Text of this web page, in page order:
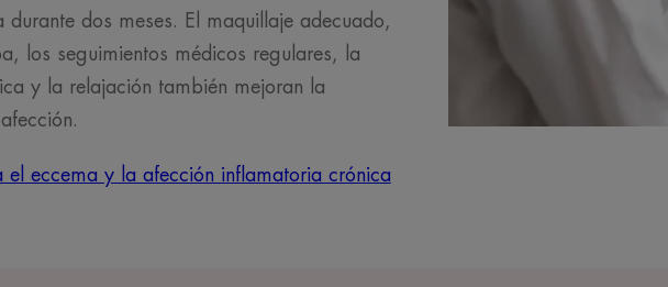
durante dos meses. El maquillaje adecuado,
los seguimientos médicos regulares, la
y la relajación también mejoran la
el eccema y la afección inflamatoria crónica